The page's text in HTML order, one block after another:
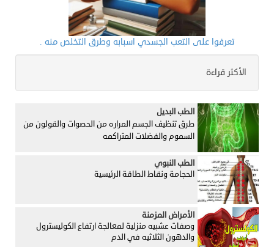
تعرفوا على التعب الجسدي اسبابه وطرق التخلص منه .
الأكثر قراءة
الطب البديل
طرق تنظيف الجسم المراره من الحصوات والقولون من
السموم والفضلات المتراكمه
الطب النبوي
الحجامة ونقاط الطاقة الرئيسية
الأمراض المزمنة
وصفات عشبيه منزلية لمعالجة ارتفاع الكوليسترول
والدهون الثلاثيه في الدم